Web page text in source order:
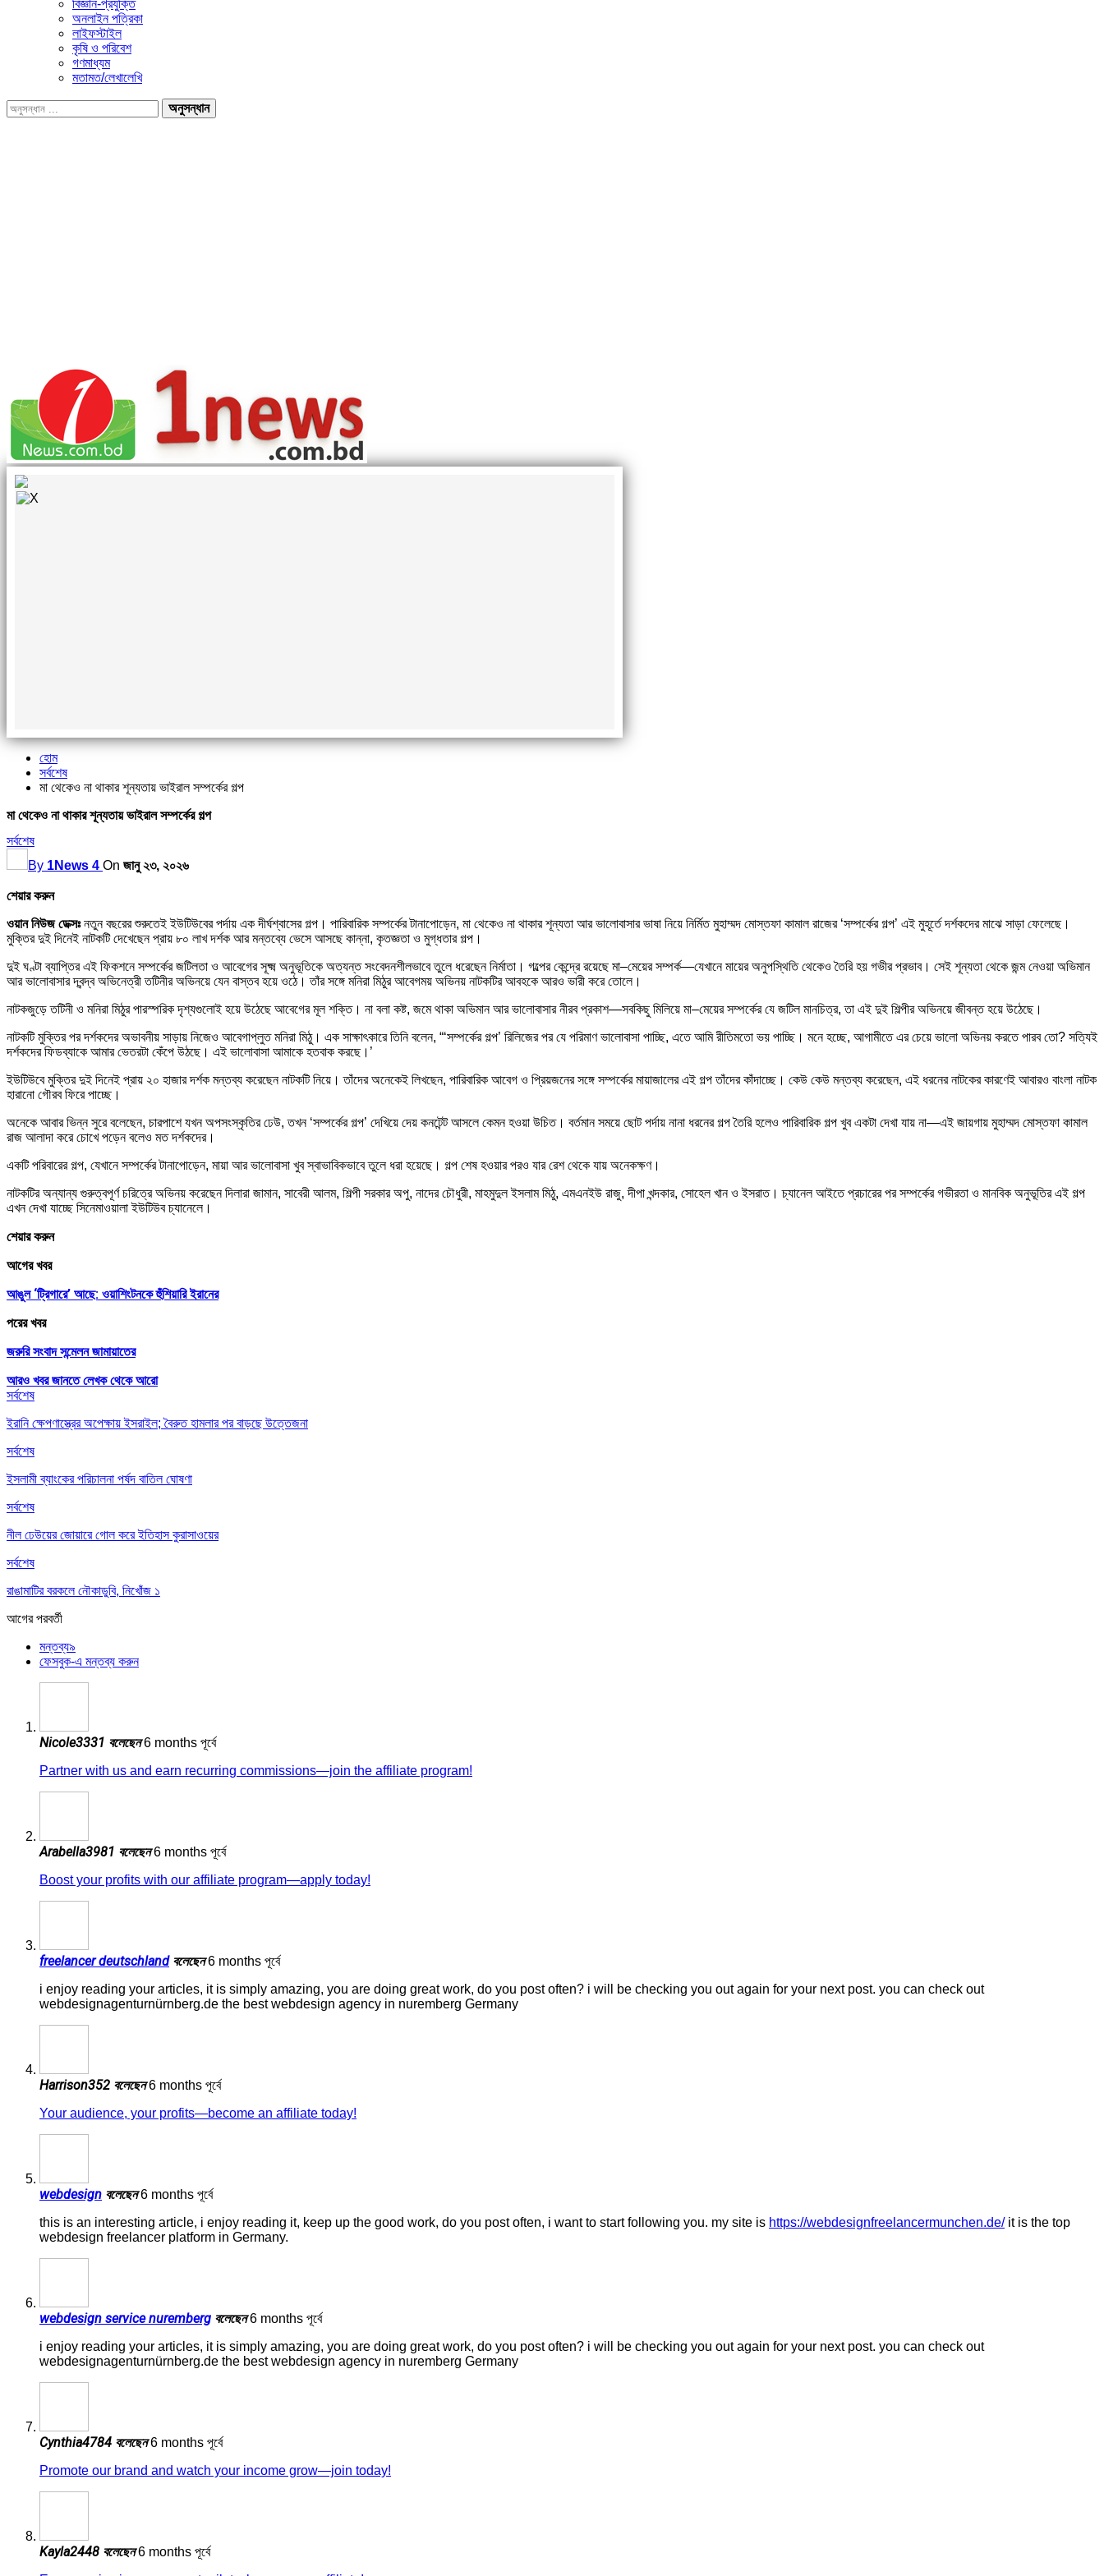
বিজ্ঞান-প্রযুক্তি
অনলাইন পত্রিকা
লাইফস্টাইল
কৃষি ও পরিবেশ
গণমাধ্যম
মতামত/লেখালেখি
হোম
সর্বশেষ
মা থেকেও না থাকার শূন্যতায় ভাইরাল সম্পর্কের গল্প
মা থেকেও না থাকার শূন্যতায় ভাইরাল সম্পর্কের গল্প
সর্বশেষ
By 1News 4 On জানু ২৩, ২০২৬
শেয়ার করুন
ওয়ান নিউজ ডেক্সঃনতুন বছরের শুরুতেই ইউটিউবের পর্দায় এক দীর্ঘশ্বাসের গল্প। পারিবারিক সম্পর্কের টানাপোড়েন, মা থেকেও না থাকার শূন্যতা আর ভালোবাসার ভাষা নিয়ে নির্মিত মুহাম্মদ মোস্তফা কামাল রাজের ‘সম্পর্কের গল্প’ এই মুহূর্তে দর্শকদের মাঝে সাড়া ফেলেছে।
মুক্তির দুই দিনেই নাটকটি দেখেছেন প্রায় ৮০ লাখ দর্শক আর মন্তব্যে ভেসে আসছে কান্না, কৃতজ্ঞতা ও মুগ্ধতার গল্প।
দুই ঘণ্টা ব্যাপ্তির এই ফিকশনে সম্পর্কের জটিলতা ও আবেগের সূক্ষ্ম অনুভূতিকে অত্যন্ত সংবেদনশীলভাবে তুলে ধরেছেন নির্মাতা। গল্পের কেন্দ্রে রয়েছে মা–মেয়ের সম্পর্ক—যেখানে মায়ের অনুপস্থিতি থেকেও তৈরি হয় গভীর প্রভাব। সেই শূন্যতা থেকে জন্ম নেওয়া অভিমান
আর ভালোবাসার দ্বন্দ্ব অভিনেত্রী তটিনীর অভিনয়ে যেন বাস্তব হয়ে ওঠে। তাঁর সঙ্গে মনিরা মিঠুর আবেগময় অভিনয় নাটকটির আবহকে আরও ভারী করে তোলে।
নাটকজুড়ে তটিনী ও মনিরা মিঠুর পারস্পরিক দৃশ্যগুলোই হয়ে উঠেছে আবেগের মূল শক্তি। না বলা কষ্ট, জমে থাকা অভিমান আর ভালোবাসার নীরব প্রকাশ—সবকিছু মিলিয়ে মা–মেয়ের সম্পর্কের যে জটিল মানচিত্র, তা এই দুই শিল্পীর অভিনয়ে জীবন্ত হয়ে উঠেছে।
নাটকটি মুক্তির পর দর্শকদের অভাবনীয় সাড়ায় নিজেও আবেগাপ্লুত মনিরা মিঠু। এক সাক্ষাৎকারে তিনি বলেন, “‘সম্পর্কের গল্প’ রিলিজের পর যে পরিমাণ ভালোবাসা পাচ্ছি, এতে আমি রীতিমতো ভয় পাচ্ছি। মনে হচ্ছে, আগামীতে এর চেয়ে ভালো অভিনয় করতে পারব তো? সত্যিই
দর্শকদের ফিডব্যাকে আমার ভেতরটা কেঁপে উঠছে। এই ভালোবাসা আমাকে হতবাক করছে।’
ইউটিউবে মুক্তির দুই দিনেই প্রায় ২০ হাজার দর্শক মন্তব্য করেছেন নাটকটি নিয়ে। তাঁদের অনেকেই লিখছেন, পারিবারিক আবেগ ও প্রিয়জনের সঙ্গে সম্পর্কের মায়াজালের এই গল্প তাঁদের কাঁদাচ্ছে। কেউ কেউ মন্তব্য করেছেন, এই ধরনের নাটকের কারণেই আবারও বাংলা নাটক
হারানো গৌরব ফিরে পাচ্ছে।
অনেকে আবার ভিন্ন সুরে বলেছেন, চারপাশে যখন অপসংস্কৃতির ঢেউ, তখন ‘সম্পর্কের গল্প’ দেখিয়ে দেয় কনটেন্ট আসলে কেমন হওয়া উচিত। বর্তমান সময়ে ছোট পর্দায় নানা ধরনের গল্প তৈরি হলেও পারিবারিক গল্প খুব একটা দেখা যায় না—এই জায়গায় মুহাম্মদ মোস্তফা কামাল
রাজ আলাদা করে চোখে পড়েন বলেও মত দর্শকদের।
একটি পরিবারের গল্প, যেখানে সম্পর্কের টানাপোড়েন, মায়া আর ভালোবাসা খুব স্বাভাবিকভাবে তুলে ধরা হয়েছে। গল্প শেষ হওয়ার পরও যার রেশ থেকে যায় অনেকক্ষণ।
নাটকটির অন্যান্য গুরুত্বপূর্ণ চরিত্রে অভিনয় করেছেন দিলারা জামান, সাবেরী আলম, শিল্পী সরকার অপু, নাদের চৌধুরী, মাহমুদুল ইসলাম মিঠু, এমএনইউ রাজু, দীপা খন্দকার, সোহেল খান ও ইসরাত। চ্যানেল আইতে প্রচারের পর সম্পর্কের গভীরতা ও মানবিক অনুভূতির এই গল্প
এখন দেখা যাচ্ছে সিনেমাওয়ালা ইউটিউব চ্যানেলে।
শেয়ার করুন
আগের খবর
আঙুল ‘ট্রিগারে’ আছে: ওয়াশিংটনকে হুঁশিয়ারি ইরানের
পরের খবর
জরুরি সংবাদ সন্মেলন জামায়াতের
আরও খবর জানতে লেখক থেকে আরো
সর্বশেষ
ইরানি ক্ষেপণাস্ত্রের অপেক্ষায় ইসরাইল; বৈরুত হামলার পর বাড়ছে উত্তেজনা
সর্বশেষ
ইসলামী ব্যাংকের পরিচালনা পর্ষদ বাতিল ঘোষণা
সর্বশেষ
নীল ঢেউয়ের জোয়ারে গোল করে ইতিহাস কুরাসাওয়ের
সর্বশেষ
রাঙামাটির বরকলে নৌকাডুবি, নিখোঁজ ১
আগেরপরবর্তী
মন্তব্য৯
ফেসবুক-এ মন্তব্য করুন
Nicole3331 বলেছেন 6 months পূর্বে
Partner with us and earn recurring commissions—join the affiliate program!
Arabella3981 বলেছেন 6 months পূর্বে
Boost your profits with our affiliate program—apply today!
freelancer deutschland বলেছেন 6 months পূর্বে
i enjoy reading your articles, it is simply amazing, you are doing great work, do you post often? i will be checking you out again for your next post. you can check out
webdesignagenturnürnberg.de the best webdesign agency in nuremberg Germany
Harrison352 বলেছেন 6 months পূর্বে
Your audience, your profits—become an affiliate today!
webdesign বলেছেন 6 months পূর্বে
this is an interesting article, i enjoy reading it, keep up the good work, do you post often, i want to start following you. my site is https://webdesignfreelancermunchen.de/it is the top
webdesign freelancer platform in Germany.
webdesign service nuremberg বলেছেন 6 months পূর্বে
i enjoy reading your articles, it is simply amazing, you are doing great work, do you post often? i will be checking you out again for your next post. you can check out
webdesignagenturnürnberg.de the best webdesign agency in nuremberg Germany
Cynthia4784 বলেছেন 6 months পূর্বে
Promote our brand and watch your income grow—join today!
Kayla2448 বলেছেন 6 months পূর্বে